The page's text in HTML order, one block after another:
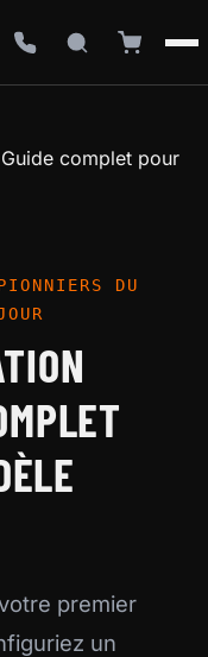
complet pour
DU
premier
un